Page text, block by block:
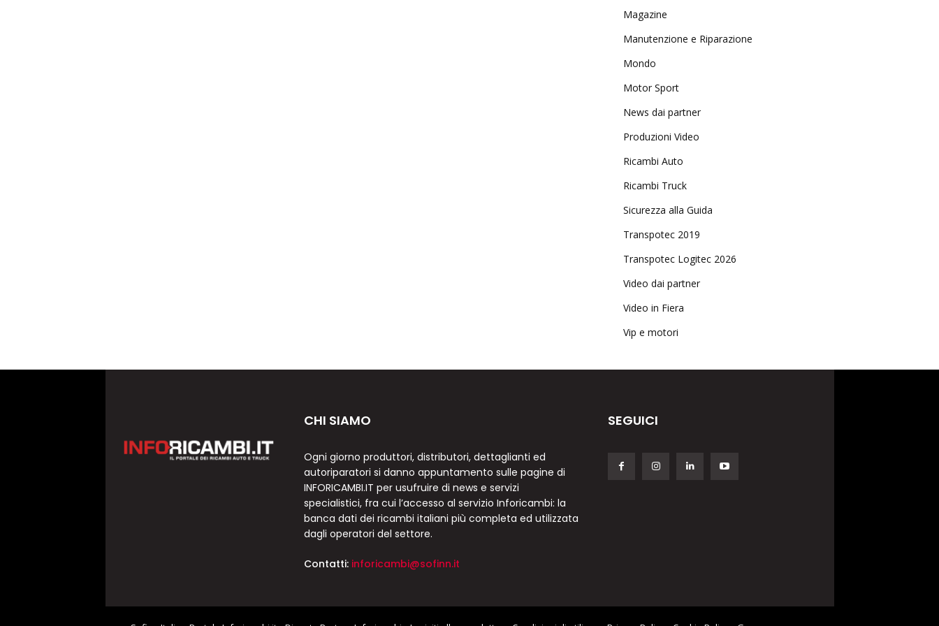
Magazine
Manutenzione e Riparazione
Mondo
Motor Sport
News dai partner
Produzioni Video
Ricambi Auto
Ricambi Truck
Sicurezza alla Guida
Transpotec 2019
Transpotec Logitec 2026
Video dai partner
Video in Fiera
Vip e motori
CHI SIAMO
Ogni giorno produttori, distributori, dettaglianti ed
autoriparatori si danno appuntamento sulle pagine di
INFORICAMBI.IT per usufruire di news e servizi
specialistici, fra cui l’accesso al servizio Inforicambi: la
banca dati dei ricambi italiani più completa ed utilizzata
dagli operatori del settore.
Contatti: inforicambi@sofinn.it
SEGUICI